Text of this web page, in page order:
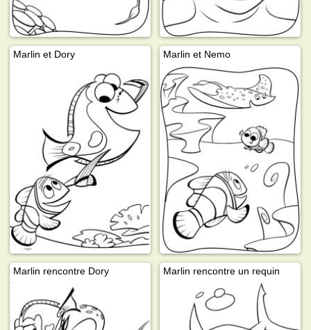
Marlin et Dory Marlin et Nemo
Marlin rencontre Dory Marlin rencontre un requin